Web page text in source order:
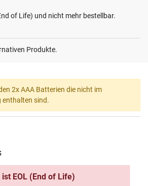
of Life) und nicht mehr bestellbar.
Produkte.
2x AAA Batterien die nicht im
enthalten sind.
EOL (End of Life)